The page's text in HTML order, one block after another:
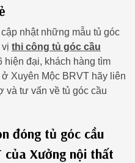
nhật những mẫu tủ góc
thi công tủ góc cầu
hiện đại, khách hàng tìm
Xuyên Mộc BRVT hãy liên
và tư vấn về tủ góc cầu
đóng tủ góc cầu
của Xưởng nội thất